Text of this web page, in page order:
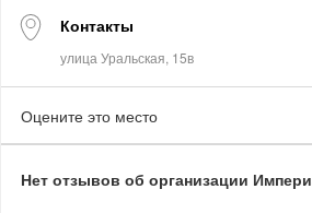
Контакты
Оцените это место
Нет отзывов об организации